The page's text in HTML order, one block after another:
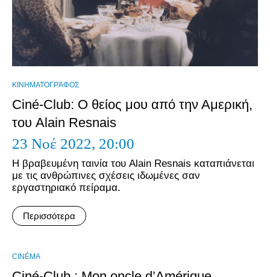
ΚΙΝΗΜΑΤΟΓΡΆΦΟΣ
Ciné-Club: Ο θείος μου από την Αμερική,
του Alain Resnais
23 Νοέ 2022, 20:00
Η βραβευμένη ταινία του Alain Resnais καταπιάνεται
με τις ανθρώπινες σχέσεις ιδωμένες σαν
εργαστηριακό πείραμα.
Περισσότερα
CINÉMA